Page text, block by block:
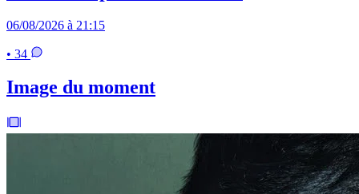
06/08/2026 à 21:15
• 34
Image du moment